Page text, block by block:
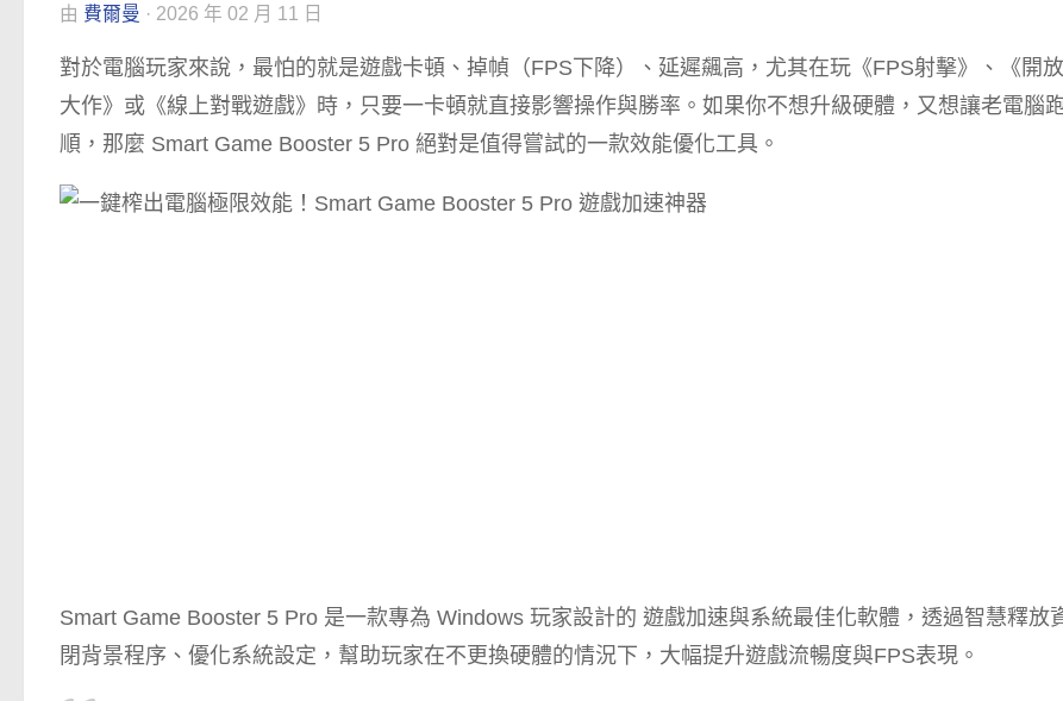
由 費爾曼 · 2026 年 02 月 11 日
對於電腦玩家來說，最怕的就是遊戲卡頓、掉幀（FPS下降）、延遲飆高，尤其在玩《FPS射擊》、《開
大作》或《線上對戰遊戲》時，只要一卡頓就直接影響操作與勝率。如果你不想升級硬體，又想讓老電腦
順，那麼 Smart Game Booster 5 Pro 絕對是值得嘗試的一款效能優化工具。
Smart Game Booster 5 Pro 是一款專為 Windows 玩家設計的 遊戲加速與系統最佳化軟體，透過智慧釋放
閉背景程序、優化系統設定，幫助玩家在不更換硬體的情況下，大幅提升遊戲流暢度與FPS表現。